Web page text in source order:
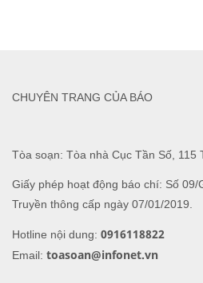
Tòa soạn: Tòa nhà Cục Tần Số, 115
Giấy phép hoạt động báo chí: Số 09/
Truyền thông cấp ngày 07/01/2019.
Hotline nội dung: 0916118822
Email: toasoan@infonet.vn
CHUYÊN TRANG CỦA BÁO